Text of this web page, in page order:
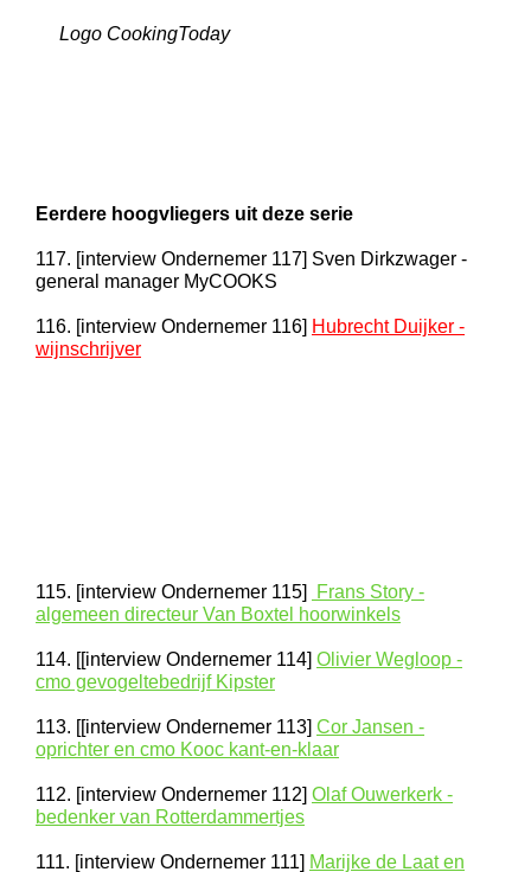
Logo CookingToday
Eerdere hoogvliegers uit deze serie
117. [interview Ondernemer 117] Sven Dirkzwager -
general manager MyCOOKS
116. [interview Ondernemer 116] Hubrecht Duijker -
wijnschrijver
115. [interview Ondernemer 115]
Frans Story -
algemeen directeur Van Boxtel hoorwinkels
114. [[interview Ondernemer 114] Olivier Wegloop -
cmo gevogeltebedrijf Kipster
113. [[interview Ondernemer 113] Cor Jansen -
oprichter en cmo Kooc kant-en-klaar
112. [interview Ondernemer 112] Olaf Ouwerkerk -
bedenker van Rotterdammertjes
111. [interview Ondernemer 111] Marijke de Laat en